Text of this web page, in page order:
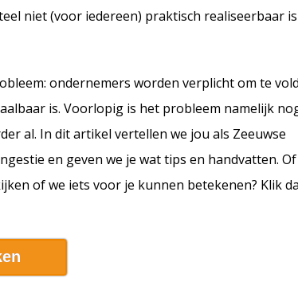
niet (voor iedereen) praktisch realiseerbaar
ondernemers worden verplicht om te
is. Voorlopig is het probleem namelijk
al. In dit artikel vertellen we jou als Zeeuwse
en geven we je wat tips en handvatten.
of we iets voor je kunnen betekenen? Klik